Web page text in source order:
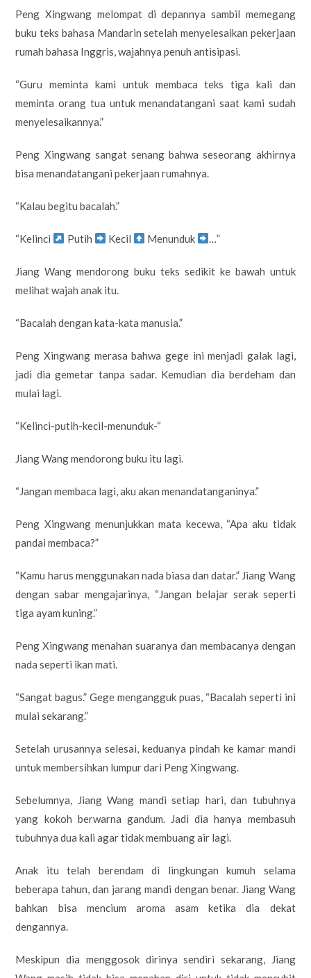
Peng Xingwang melompat di depannya sambil memegang
buku teks bahasa Mandarin setelah menyelesaikan pekerjaan
rumah bahasa Inggris, wajahnya penuh antisipasi.
“Guru meminta kami untuk membaca teks tiga kali dan
meminta orang tua untuk menandatangani saat kami sudah
menyelesaikannya.”
Peng Xingwang sangat senang bahwa seseorang akhirnya
bisa menandatangani pekerjaan rumahnya.
“Kalau begitu bacalah.”
“Kelinci Putih Kecil Menunduk …”
Jiang Wang mendorong buku teks sedikit ke bawah untuk
melihat wajah anak itu.
“Bacalah dengan kata-kata manusia.”
Peng Xingwang merasa bahwa gege ini menjadi galak lagi,
jadi dia gemetar tanpa sadar. Kemudian dia berdeham dan
mulai lagi.
“Kelinci-putih-kecil-menunduk-“
Jiang Wang mendorong buku itu lagi.
“Jangan membaca lagi, aku akan menandatanganinya.”
Peng Xingwang menunjukkan mata kecewa, “Apa aku tidak
pandai membaca?”
“Kamu harus menggunakan nada biasa dan datar.” Jiang Wang
dengan sabar mengajarinya, “Jangan belajar serak seperti
tiga ayam kuning.”
Peng Xingwang menahan suaranya dan membacanya dengan
nada seperti ikan mati.
“Sangat bagus.” Gege mengangguk puas, “Bacalah seperti ini
mulai sekarang.”
Setelah urusannya selesai, keduanya pindah ke kamar mandi
untuk membersihkan lumpur dari Peng Xingwang.
Sebelumnya, Jiang Wang mandi setiap hari, dan tubuhnya
yang kokoh berwarna gandum. Jadi dia hanya membasuh
tubuhnya dua kali agar tidak membuang air lagi.
Anak itu telah berendam di lingkungan kumuh selama
beberapa tahun, dan jarang mandi dengan benar. Jiang Wang
bahkan bisa mencium aroma asam ketika dia dekat
dengannya.
Meskipun dia menggosok dirinya sendiri sekarang, Jiang